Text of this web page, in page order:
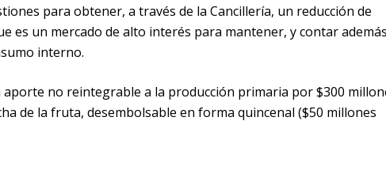
para obtener, a través de la Cancillería, un reducción de
es un mercado de alto interés para mantener, y contar además
interno.
aporte no reintegrable a la producción primaria por $300
de la fruta, desembolsable en forma quincenal ($50 millones